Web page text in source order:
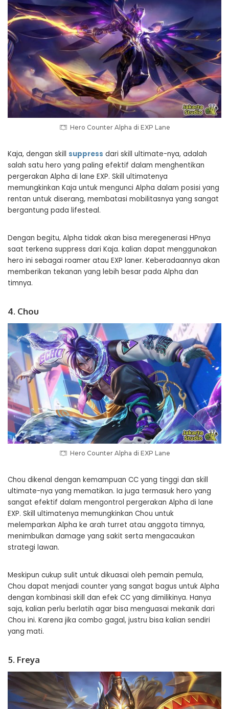
Hero Counter Alpha di EXP Lane
Kaja, dengan skill suppress dari skill ultimate-nya, adalah
salah satu hero yang paling efektif dalam menghentikan
pergerakan Alpha di lane EXP. Skill ultimatenya
memungkinkan Kaja untuk mengunci Alpha dalam posisi yang
rentan untuk diserang, membatasi mobilitasnya yang sangat
bergantung pada lifesteal.
Dengan begitu, Alpha tidak akan bisa meregenerasi HPnya
saat terkena suppress dari Kaja. kalian dapat menggunakan
hero ini sebagai roamer atau EXP laner. Keberadaannya akan
memberikan tekanan yang lebih besar pada Alpha dan
timnya.
4. Chou
Hero Counter Alpha di EXP Lane
Chou dikenal dengan kemampuan CC yang tinggi dan skill
ultimate-nya yang mematikan. Ia juga termasuk hero yang
sangat efektif dalam mengontrol pergerakan Alpha di lane
EXP. Skill ultimatenya memungkinkan Chou untuk
melemparkan Alpha ke arah turret atau anggota timnya,
menimbulkan damage yang sakit serta mengacaukan
strategi lawan.
Meskipun cukup sulit untuk dikuasai oleh pemain pemula,
Chou dapat menjadi counter yang sangat bagus untuk Alpha
dengan kombinasi skill dan efek CC yang dimilikinya. Hanya
saja, kalian perlu berlatih agar bisa menguasai mekanik dari
Chou ini. Karena jika combo gagal, justru bisa kalian sendiri
yang mati.
5. Freya